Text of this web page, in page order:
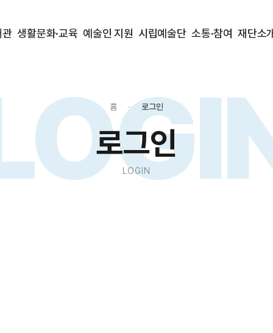
관 생활문화·교육 예술인 지원 시립예술단 소통·참여 재단소
홈 로그인
로그인
LOGIN